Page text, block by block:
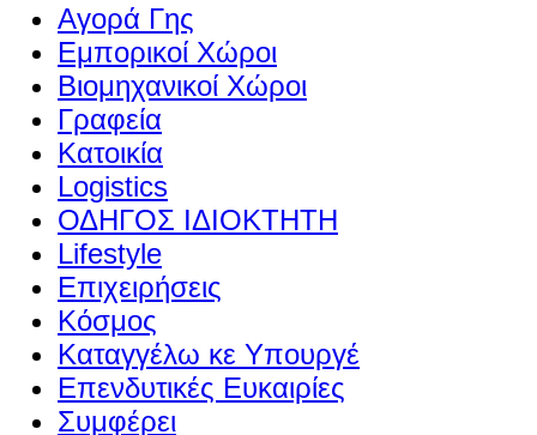
Αγορά Γης
Εμπορικοί Χώροι
Βιομηχανικοί Χώροι
Γραφεία
Κατοικία
Logistics
ΟΔΗΓΟΣ ΙΔΙΟΚΤΗΤΗ
Lifestyle
Επιχειρήσεις
Κόσμος
Καταγγέλω κε Υπουργέ
Επενδυτικές Ευκαιρίες
Συμφέρει